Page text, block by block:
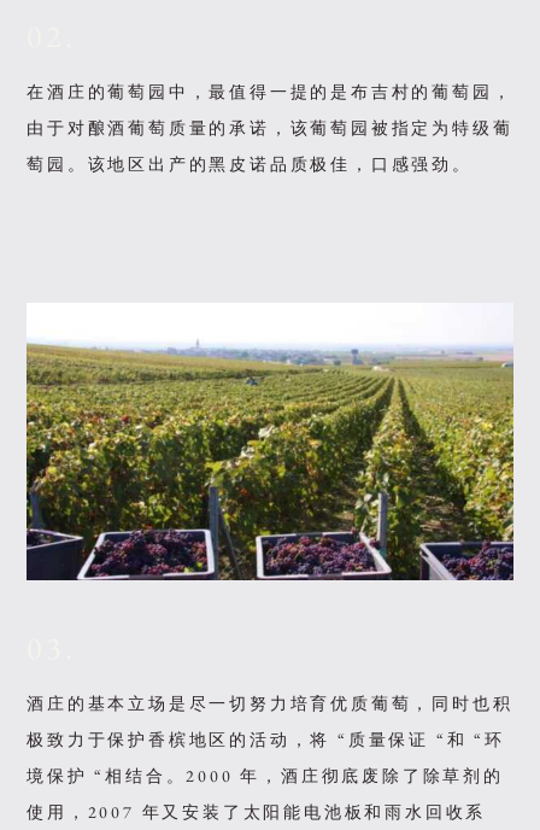
在酒庄的葡萄园中，最值得一提的是布吉村的葡萄园，
由于对酿酒葡萄质量的承诺，该葡萄园被指定为特级葡
萄园。该地区出产的黑皮诺品质极佳，口感强劲。
酒庄的基本立场是尽一切努力培育优质葡萄，同时也积
极致力于保护香槟地区的活动，将 “质量保证 “和 “环
境保护 “相结合。2000 年，酒庄彻底废除了除草剂的
使用，2007 年又安装了太阳能电池板和雨水回收系